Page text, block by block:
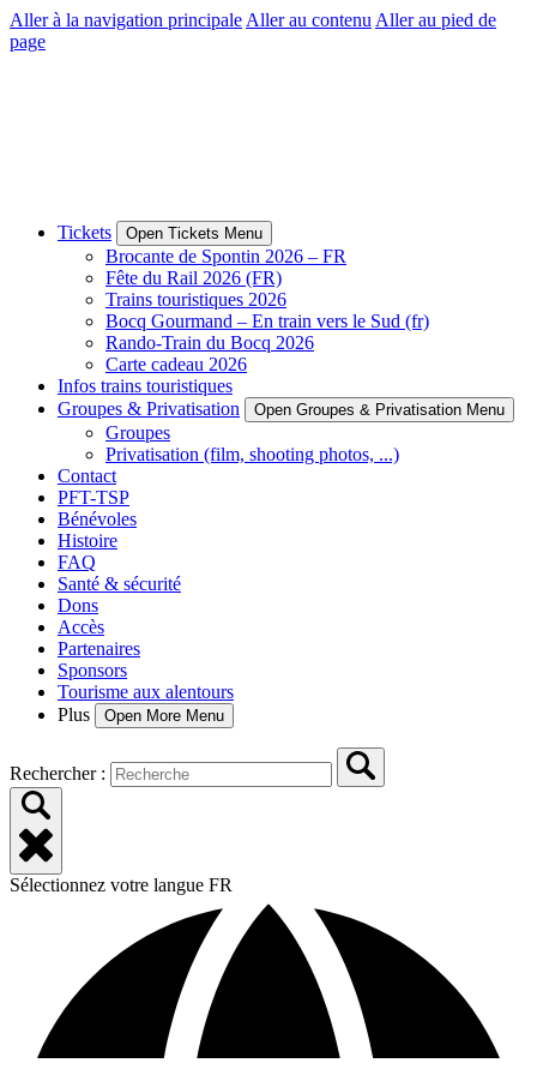
Aller à la navigation principale Aller au contenu Aller au pied de
page
Tickets Open Tickets Menu
Brocante de Spontin 2026 – FR
Fête du Rail 2026 (FR)
Trains touristiques 2026
Bocq Gourmand – En train vers le Sud (fr)
Rando-Train du Bocq 2026
Carte cadeau 2026
Infos trains touristiques
Groupes & Privatisation
Open Groupes & Privatisation Menu
Groupes
Privatisation (film, shooting photos, ...)
Contact
PFT-TSP
Bénévoles
Histoire
FAQ
Santé & sécurité
Dons
Accès
Partenaires
Sponsors
Tourisme aux alentours
Plus
Open More Menu
Rechercher :
Sélectionnez votre langue FR